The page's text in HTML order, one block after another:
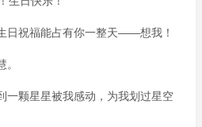
日祝福能占有你一整天——想我！
一颗星星被我感动，为我划过星空